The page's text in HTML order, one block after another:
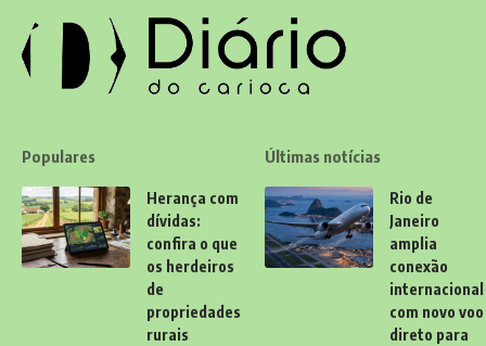
Populares
Herança com
dívidas:
confira o que
os herdeiros
de
propriedades
rurais
Últimas notícias
Rio de
Janeiro
amplia
conexão
internacional
com novo voo
direto para